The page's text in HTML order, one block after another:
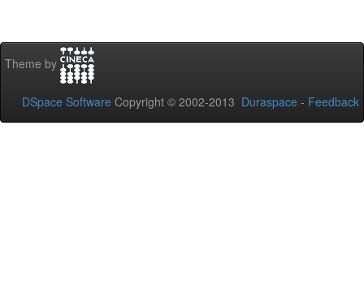
Theme by
DSpace Software Copyright © 2002-2013 Duraspace - Feedback